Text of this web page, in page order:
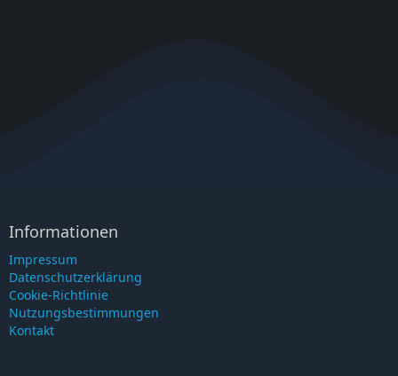
Informationen
Impressum
Datenschutzerklärung
Cookie-Richtlinie
Nutzungsbestimmungen
Kontakt